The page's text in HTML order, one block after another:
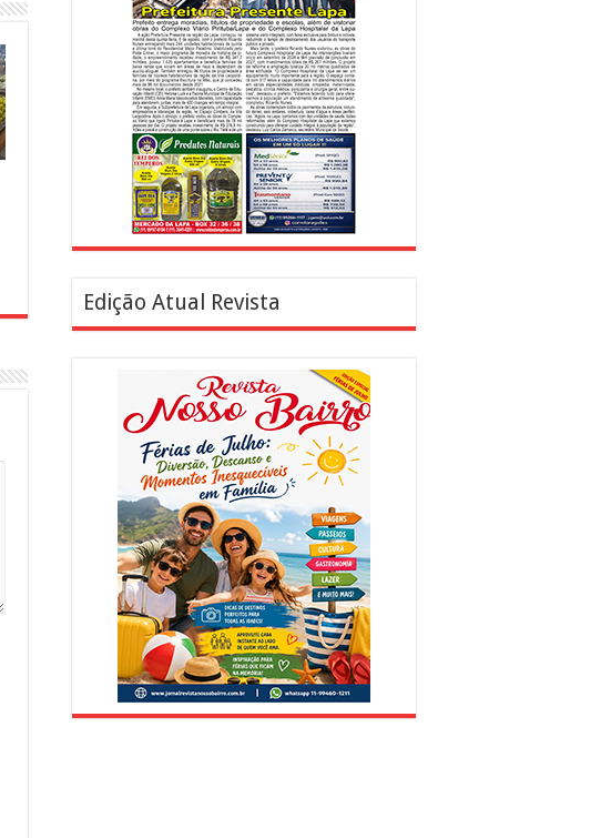
Edição Atual Revista